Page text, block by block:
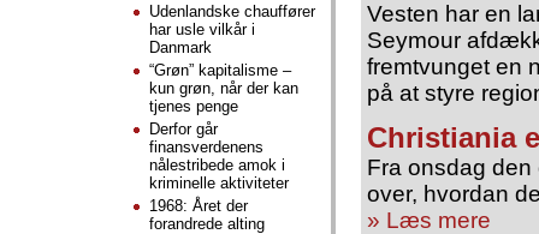
Vesten har en
Seymour
fremtvunget en
på at styre
Christiania
Fra onsdag
over, hvordan
» Læs mere
Udenlandske chauffører
har usle vilkår i
Danmark
“Grøn” kapitalisme –
kun grøn, når der kan
tjenes penge
Derfor går
finansverdenens
nålestribede amok i
kriminelle aktiviteter
1968: Året der
forandrede alting